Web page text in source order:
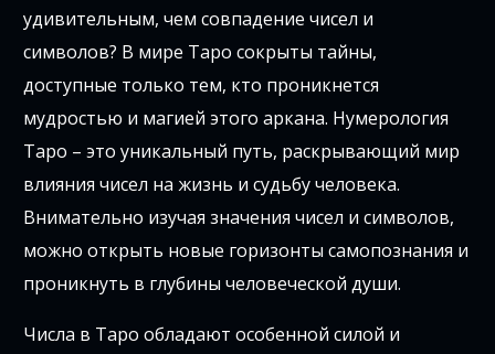
удивительным, чем совпадение чисел и
символов? В мире Таро сокрыты тайны,
доступные только тем, кто проникнется
мудростью и магией этого аркана. Нумерология
Таро – это уникальный путь, раскрывающий мир
влияния чисел на жизнь и судьбу человека.
Внимательно изучая значения чисел и символов,
можно открыть новые горизонты самопознания и
проникнуть в глубины человеческой души.
Числа в Таро обладают особенной силой и